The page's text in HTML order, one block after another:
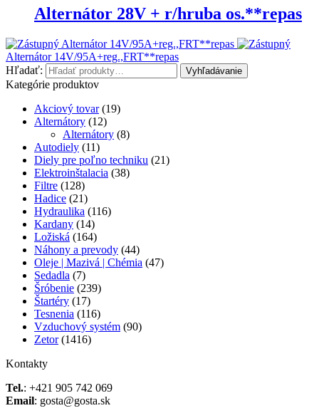
Alternátor 28V + r/hruba os.**repas
Alternátor 14V/95A+reg.,FRT**repas
Alternátor 14V/95A+reg.,FRT**repas
Hľadať:
Vyhľadávanie
Kategórie produktov
Akciový tovar (19)
Alternátory (12)
Alternátory (8)
Autodiely (11)
Diely pre poľno techniku (21)
Elektroinštalacia (38)
Filtre (128)
Hadice (21)
Hydraulika (116)
Kardany (14)
Ložiská (164)
Náhony a prevody (44)
Oleje | Mazivá | Chémia (47)
Sedadla (7)
Šróbenie (239)
Štartéry (17)
Tesnenia (116)
Vzduchový systém (90)
Zetor (1416)
Kontakty
Tel.: +421 905 742 069
Email: gosta@gosta.sk